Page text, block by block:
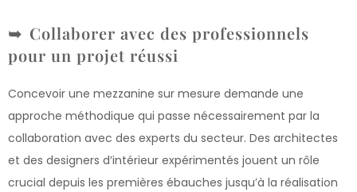
Collaborer avec des professionnels
pour un projet réussi
Concevoir une mezzanine sur mesure demande une
approche méthodique qui passe nécessairement par la
collaboration avec des experts du secteur. Des architectes
et des designers d’intérieur expérimentés jouent un rôle
crucial depuis les premières ébauches jusqu’à la réalisation